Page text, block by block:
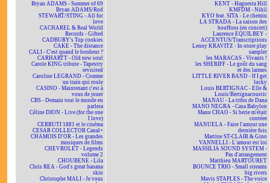
Bryan ADAMS - Summer of 69
Bryan ADAMS/Rod
STEWART/STING - All for
love
CACHAREL & Real World
Records - Gifted
CADBURY's Top cookies
CAKE - The distance
CALI - C'est quand le bonheur ?
CARHARTT - Old new soul
Carole KING tribute - Tapestry
revisited
Caroline LEGRAND - Comme
un train qui roule
CASINO - Maintenant c'est à
vous de jouer
CBS - Demain tout le monde en
parlera
Céline DION - Live (for the one
I love)
CERRUTI 1881 et le cinéma
CESAR COLLECTOR Canal+
CHAMOIS D'OR - Les grandes
musiques de films
CHEVROLET - Legends
volume 2
CHOUBENE - Lila
Chris REA - God's great banana
skin
Christophe MALI - Je vous
KENT - Hagnesta Hill
KMFDM - Nihil
KYO feat. SITA - Le chemin
LA STRADA - La saison des
bouffons (en concert)
Laurence EQUILBEY -
ACCENTUS/Transcriptions
Lenny KRAVITZ - In-store play
sampler
les MARACAS - Vivants !
les SHERIFF - Le goût du sang
et des larmes
LITTLE RIVER BAND - If I get
lucky
Louis BERTIGNAC - Elle &
Louis/Bertignacoustic
MANAU - La tribu de Dana
MANO NEGRA - Casa Babylon
Manu CHAO - Si berie m'était
contéee
MANUELA - Faire l'amour une
dernière fois
Martine ST-CLAIR & Gino
VANNELLI - L'amour est loi
MASSILIA SOUND SYSTEM -
Pas d'arrangement
Matthieu MARTOURET
BOUNCE TRIO - Small streams
big rivers
Mavis STAPLES - The voice